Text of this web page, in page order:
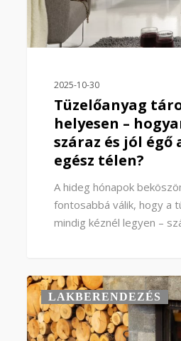
2025-10-30
Tüzelőanyag
helyesen –
száraz és jól égő
egész télen?
A hideg hónapok
fontosabbá válik, hogy a
mindig kéznél legyen –
LAKBERENDEZÉS
0